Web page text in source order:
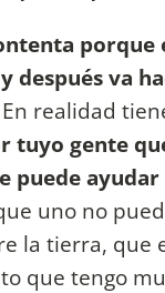
después va
realidad
tuyo gente
puede
uno no
la tierra, que
que tengo